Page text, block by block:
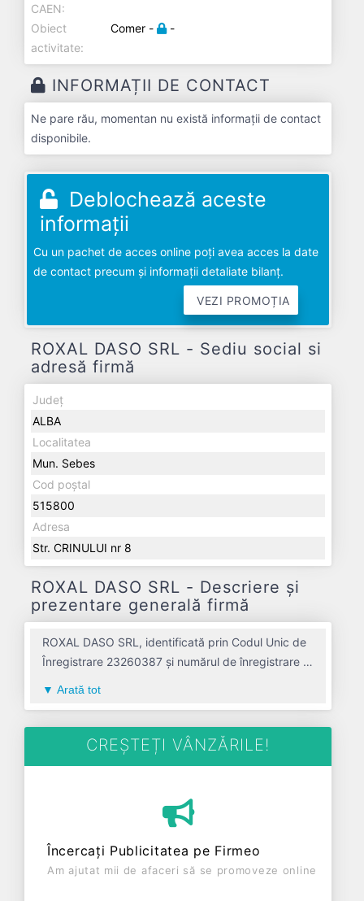
CAEN:
Obiect
activitate:
Comer - -
INFORMAȚII DE CONTACT
Ne pare rău, momentan nu există informații de contact
disponibile.
Deblochează aceste
informații
Cu un pachet de acces online poți avea acces la date
de contact precum și informații detaliate bilanț.
VEZI PROMOȚIA
ROXAL DASO SRL - Sediu social si
adresă firmă
Județ
ALBA
Localitatea
Mun. Sebes
Cod poștal
515800
Adresa
Str. CRINULUI nr 8
ROXAL DASO SRL - Descriere și
prezentare generală firmă
ROXAL DASO SRL, identificată prin Codul Unic de
Înregistrare 23260387 și numărul de înregistrare la
Cu sediul social poziționat în zona de Centru a țării,
în judetul ALBA, compania aduce o contribuție
a fost fondată în anul 2008, având o vechime de
18 ani. Conform ultimului bilanț, societatea a
de 60.571 RON, gestionând operațiunile cu un
număr mediu de 0 de salariați pe ultimul an fiscal.
Arată tot
CREȘTEȚI VÂNZĂRILE!
Încercați Publicitatea pe Firmeo
Am ajutat mii de afaceri să se promoveze online